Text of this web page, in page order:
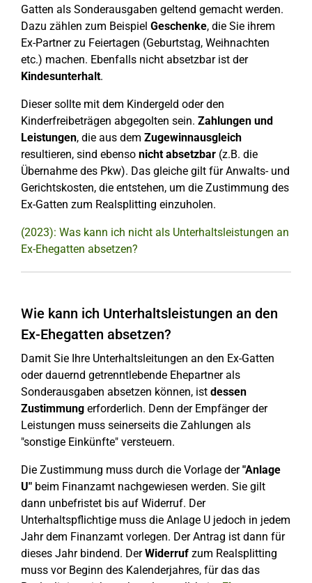
Gatten als Sonderausgaben geltend gemacht werden.
Dazu zählen zum Beispiel Geschenke, die Sie ihrem
Ex-Partner zu Feiertagen (Geburtstag, Weihnachten
etc.) machen. Ebenfalls nicht absetzbar ist der
Kindesunterhalt.
Dieser sollte mit dem Kindergeld oder den
Kinderfreibeträgen abgegolten sein. Zahlungen und
Leistungen, die aus dem Zugewinnausgleich
resultieren, sind ebenso nicht absetzbar (z.B. die
Übernahme des Pkw). Das gleiche gilt für Anwalts- und
Gerichtskosten, die entstehen, um die Zustimmung des
Ex-Gatten zum Realsplitting einzuholen.
(2023): Was kann ich nicht als Unterhaltsleistungen an
Ex-Ehegatten absetzen?
Wie kann ich Unterhaltsleistungen an den
Ex-Ehegatten absetzen?
Damit Sie Ihre Unterhaltsleitungen an den Ex-Gatten
oder dauernd getrenntlebende Ehepartner als
Sonderausgaben absetzen können, ist dessen
Zustimmung erforderlich. Denn der Empfänger der
Leistungen muss seinerseits die Zahlungen als
"sonstige Einkünfte" versteuern.
Die Zustimmung muss durch die Vorlage der"Anlage
U" beim Finanzamt nachgewiesen werden. Sie gilt
dann unbefristet bis auf Widerruf. Der
Unterhaltspflichtige muss die Anlage U jedoch in jedem
Jahr dem Finanzamt vorlegen. Der Antrag ist dann für
dieses Jahr bindend. DerWiderruf zum Realsplitting
muss vor Beginn des Kalenderjahres, für das das